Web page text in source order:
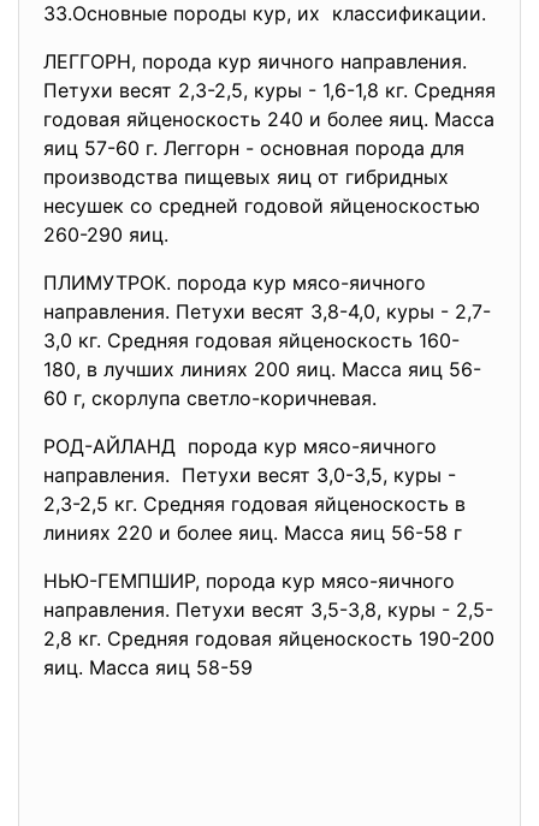
33.Основные породы кур, их классификации.
ЛЕГГОРН, порода кур яичного направления.
Петухи весят 2,3-2,5, куры - 1,6-1,8 кг. Средняя
годовая яйценоскость 240 и более яиц. Масса
яиц 57-60 г. Леггорн - основная порода для
производства пищевых яиц от гибридных
несушек со средней годовой яйценоскостью
260-290 яиц.
ПЛИМУТРОК. порода кур мясо-яичного
направления. Петухи весят 3,8-4,0, куры - 2,7-
3,0 кг. Средняя годовая яйценоскость 160-
180, в лучших линиях 200 яиц. Масса яиц 56-
60 г, скорлупа светло-коричневая.
РОД-АЙЛАНД порода кур мясо-яичного
направления. Петухи весят 3,0-3,5, куры -
2,3-2,5 кг. Средняя годовая яйценоскость в
линиях 220 и более яиц. Масса яиц 56-58 г
НЬЮ-ГЕМПШИР, порода кур мясо-яичного
направления. Петухи весят 3,5-3,8, куры - 2,5-
2,8 кг. Средняя годовая яйценоскость 190-200
яиц. Масса яиц 58-59